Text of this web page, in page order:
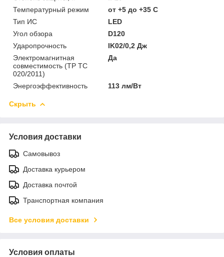
Температурный режим
от +5 до +35 C
Тип ИС
LED
Угол обзора
D120
Ударопрочность
IK02/0,2 Дж
Электромагнитная
совместимость (ТР ТС
020/2011)
Да
Энергоэффективность 113 лм/Вт
Скрыть
Условия доставки
Самовывоз
Доставка курьером
Доставка почтой
Транспортная компания
Все условия доставки
Условия оплаты